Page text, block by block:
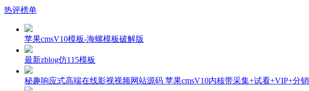
热评榜单
苹果cmsV10模板-海螺模板破解版
最新zblog仿115模板
秘趣响应式高端在线影视视频网站源码 苹果cmsV10内核带采集+试看+VIP+分销